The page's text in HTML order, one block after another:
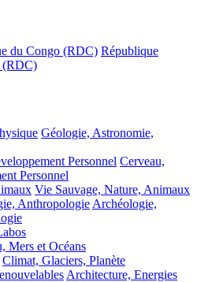
du Congo (RDC) République
(RDC)
Géologie, Astronomie,
Personnel Cerveau,
Personnel
Vie Sauvage, Nature, Animaux
Anthropologie Archéologie,
Mers et Océans
Climat, Glaciers, Planète
Architecture, Energies